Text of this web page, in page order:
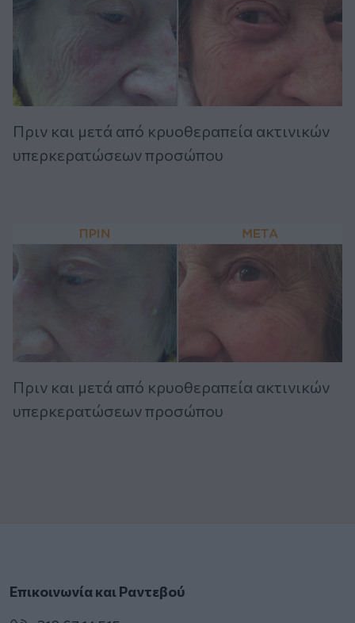
Πριν και μετά από κρυοθεραπεία ακτινικών
υπερκερατώσεων προσώπου
Πριν και μετά από κρυοθεραπεία ακτινικών
υπερκερατώσεων προσώπου
Επικοινωνία και Ραντεβού